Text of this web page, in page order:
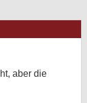
aber die